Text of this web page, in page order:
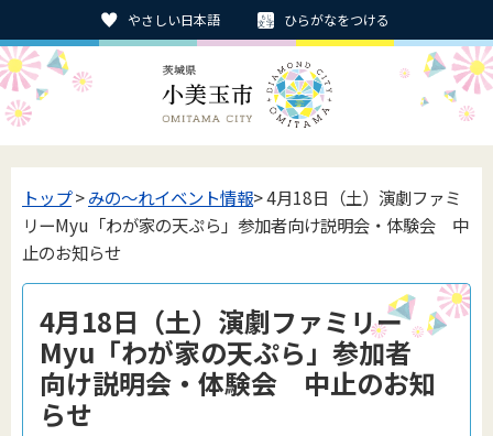
やさしい日本語 ひらがなをつける
トップ>みの〜れイベント情報> 4月18日（土）演劇ファミ
リーMyu「わが家の天ぷら」参加者向け説明会・体験会 中
止のお知らせ
4月18日（土）演劇ファミリー
Myu「わが家の天ぷら」参加者
向け説明会・体験会 中止のお知
らせ